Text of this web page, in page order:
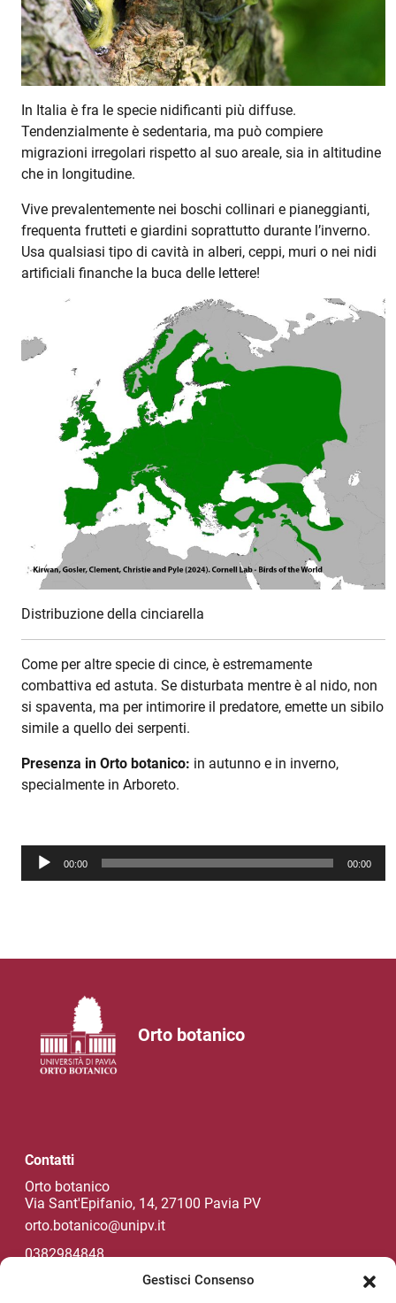
Gestisci Consenso
In Italia è fra le specie nidificanti più diffuse.
Tendenzialmente è sedentaria, ma può compiere
migrazioni irregolari rispetto al suo areale, sia in altitudine
che in longitudine.
Vive prevalentemente nei boschi collinari e pianeggianti,
frequenta frutteti e giardini soprattutto durante l’inverno.
Usa qualsiasi tipo di cavità in alberi, ceppi, muri o nei nidi
artificiali finanche la buca delle lettere!
Distribuzione della cinciarella
Come per altre specie di cince, è estremamente
combattiva ed astuta. Se disturbata mentre è al nido, non
si spaventa, ma per intimorire il predatore, emette un sibilo
simile a quello dei serpenti.
Presenza in Orto botanico: in autunno e in inverno,
specialmente in Arboreto.
Audio
00:00 00:00
Orto botanico
Contatti
Orto botanico
Via Sant'Epifanio, 14, 27100 Pavia PV
orto.botanico@unipv.it
0382984848